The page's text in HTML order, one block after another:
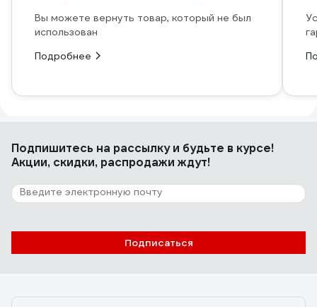
Вы можете вернуть товар, который не был
использован
Подробнее
Подпишитесь на рассылкуи будьте в курсе!
Акции, скидки, распродажи ждут!
Подписаться